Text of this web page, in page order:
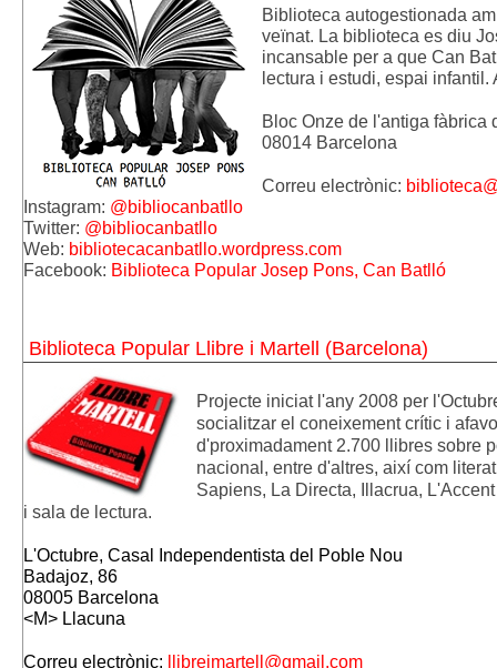
Biblioteca autogestionada
veïnat. La biblioteca es diu
incansable per a que Can
lectura i estudi, espai
Bloc Onze de l'antiga
08014 Barcelona
Correu electrònic:
Instagram: @bibliocanbatllo
Twitter: @bibliocanbatllo
Web: bibliotecacanbatllo.wordpress.com
Facebook: Biblioteca Popular Josep Pons, Can Batlló
Biblioteca Popular Llibre i Martell (Barcelona)
Projecte iniciat l'any 2008 per
socialitzar el coneixement crític i
d'proximadament 2.700 llibres sobre
nacional, entre d'altres, així com
Sapiens, La Directa, Illacrua,
i sala de lectura.
L'Octubre, Casal Independentista del Poble Nou
Badajoz, 86
08005 Barcelona
<M> Llacuna
Correu electrònic: llibreimartell@gmail.com